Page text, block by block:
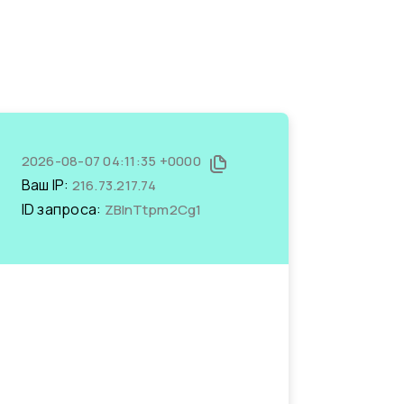
2026-08-07 04:11:35 +0000
Ваш IP: 216.73.217.74
ID запроса: ZBInTtpm2Cg1